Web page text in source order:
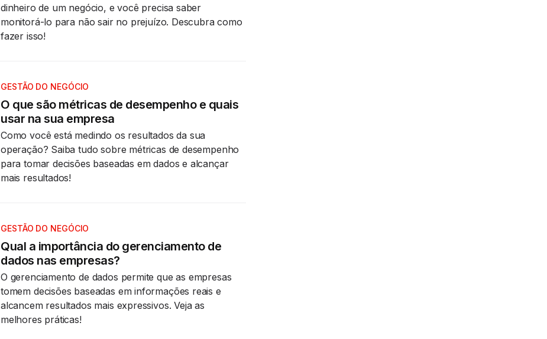
dinheiro de um negócio, e você precisa saber
monitorá-lo para não sair no prejuízo. Descubra como
fazer isso!
GESTÃO DO NEGÓCIO
O que são métricas de desempenho e quais
usar na sua empresa
Como você está medindo os resultados da sua
operação? Saiba tudo sobre métricas de desempenho
para tomar decisões baseadas em dados e alcançar
mais resultados!
GESTÃO DO NEGÓCIO
Qual a importância do gerenciamento de
dados nas empresas?
O gerenciamento de dados permite que as empresas
tomem decisões baseadas em informações reais e
alcancem resultados mais expressivos. Veja as
melhores práticas!